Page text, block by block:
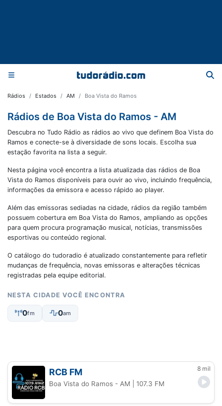
Rádios Estados AM Boa Vista do Ramos
Rádios de Boa Vista do Ramos - AM
Descubra no Tudo Rádio as rádios ao vivo que definem Boa Vista do
Ramos e conecte-se à diversidade de sons locais. Escolha sua
estação favorita na lista a seguir.
Nesta página você encontra a lista atualizada das rádios de Boa
Vista do Ramos disponíveis para ouvir ao vivo, incluindo frequência,
informações da emissora e acesso rápido ao player.
Além das emissoras sediadas na cidade, rádios da região também
possuem cobertura em Boa Vista do Ramos, ampliando as opções
para quem procura programação musical, notícias, transmissões
esportivas ou conteúdo regional.
O catálogo do tudoradio é atualizado constantemente para refletir
mudanças de frequência, novas emissoras e alterações técnicas
registradas pela equipe editorial.
NESTA CIDADE VOCÊ ENCONTRA
0fm 0am
RCB FM 8 mil
Boa Vista do Ramos - AM | 107.3 FM